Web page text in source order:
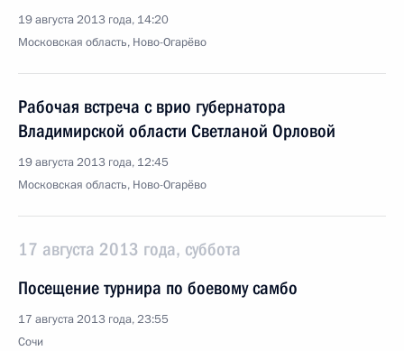
19 августа 2013 года, 14:20
Московская область, Ново-Огарёво
Рабочая встреча с врио губернатора
Владимирской области Светланой Орловой
19 августа 2013 года, 12:45
Московская область, Ново-Огарёво
17 августа 2013 года, суббота
Посещение турнира по боевому самбо
17 августа 2013 года, 23:55
Сочи